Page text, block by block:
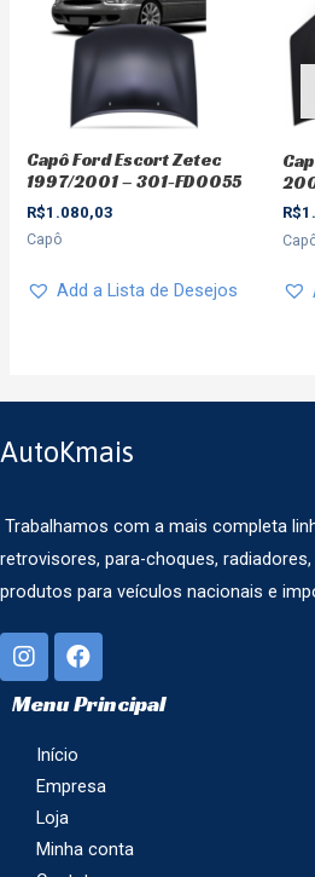
Capô Ford Escort Zetec
1997/2001 – 301-FD0055
R$1.080,03
Capô
Add a Lista de Desejos
R$
AutoKmais
Trabalhamos com a mais completa
retrovisores, para-choques,
produtos para veículos nacionais e
Menu Principal
Início
Empresa
Loja
Minha conta